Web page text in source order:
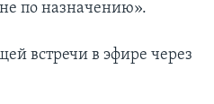
по назначению».
встречи в эфире через